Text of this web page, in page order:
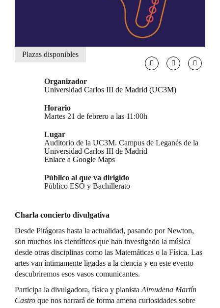
Plazas disponibles
Organizador
Universidad Carlos III de Madrid (UC3M)
Horario
Martes 21 de febrero a las 11:00h
Lugar
Auditorio de la UC3M. Campus de Leganés de la
Universidad Carlos III de Madrid
Enlace a Google Maps
Público al que va dirigido
Público ESO y Bachillerato
Charla concierto divulgativa
Desde Pitágoras hasta la actualidad, pasando por Newton,
son muchos los científicos que han investigado la música
desde otras disciplinas como las Matemáticas o la Física. Las
artes van íntimamente ligadas a la ciencia y en este evento
descubriremos esos vasos comunicantes.
Participa la divulgadora, física y pianistaAlmudena Martín
Castro que nos narrará de forma amena curiosidades sobre